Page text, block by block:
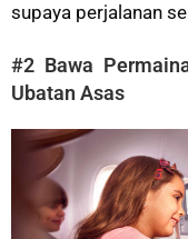
supaya perjalanan
#2 Bawa
Ubatan Asas